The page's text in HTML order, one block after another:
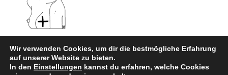
Impressum |Datenschutz
Wir verwenden Cookies, um dir die bestmögliche Erfahrung
auf unserer Website zu bieten.
In den Einstellungen kannst du erfahren, welche Cookies